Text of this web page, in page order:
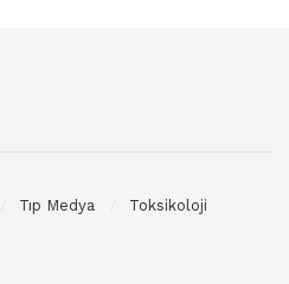
Tıp Medya Toksikoloji